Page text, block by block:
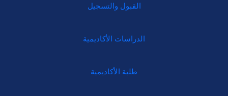
القبول والتسجيل
الدراسات الأكاديمية
طلبة الأكاديمية